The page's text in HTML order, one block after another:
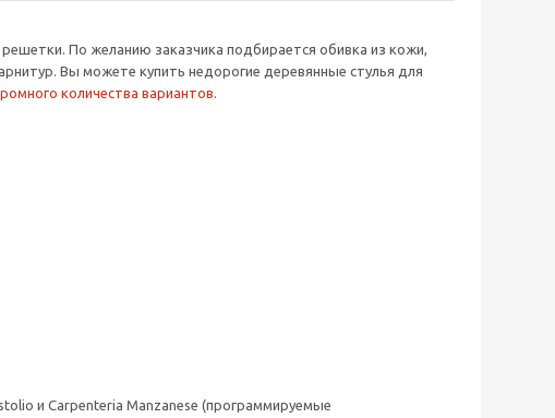
По желанию заказчика подбирается обивка из кожи,
Вы можете купить недорогие деревянные стулья для
количества вариантов.
и Carpenteria Manzanese (программируемые